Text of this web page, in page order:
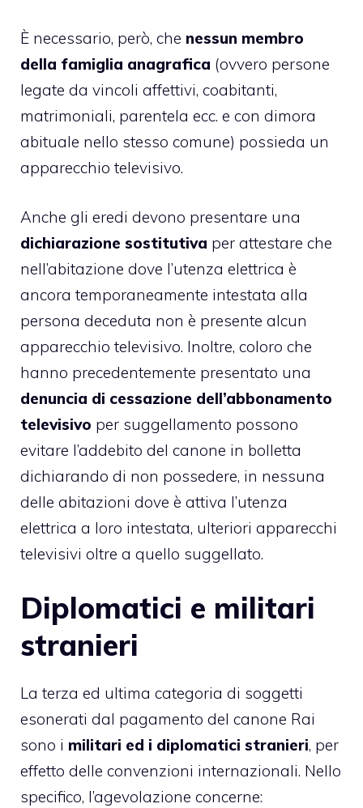
È necessario, però, che nessun membro
della famiglia anagrafica (ovvero persone
legate da vincoli affettivi, coabitanti,
matrimoniali, parentela ecc. e con dimora
abituale nello stesso comune) possieda un
apparecchio televisivo.
Anche gli eredi devono presentare una
dichiarazione sostitutiva per attestare che
nell’abitazione dove l’utenza elettrica è
ancora temporaneamente intestata alla
persona deceduta non è presente alcun
apparecchio televisivo. Inoltre, coloro che
hanno precedentemente presentato una
denuncia di cessazione dell’abbonamento
televisivo per suggellamento possono
evitare l’addebito del canone in bolletta
dichiarando di non possedere, in nessuna
delle abitazioni dove è attiva l’utenza
elettrica a loro intestata, ulteriori apparecchi
televisivi oltre a quello suggellato.
Diplomatici e militari
stranieri
La terza ed ultima categoria di soggetti
esonerati dal pagamento del canone Rai
sono i militari ed i diplomatici stranieri, per
effetto delle convenzioni internazionali. Nello
specifico, l’agevolazione concerne: